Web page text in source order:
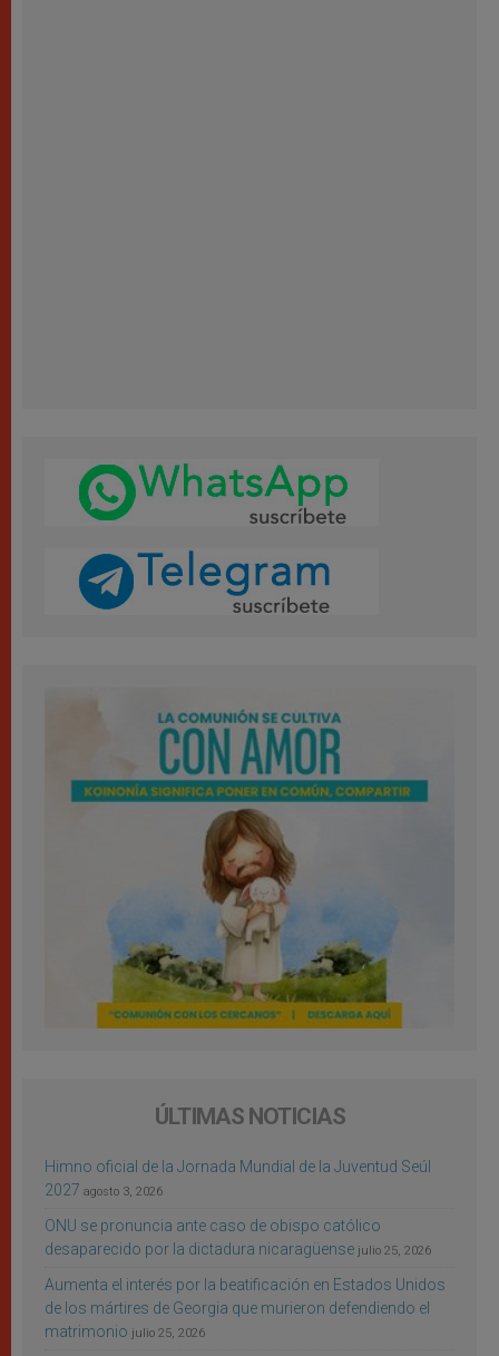
ÚLTIMAS NOTICIAS
Himno oficial de la Jornada Mundial de la Juventud Seúl
2027 agosto 3, 2026
ONU se pronuncia ante caso de obispo católico
desaparecido por la dictadura nicaragüense julio 25, 2026
Aumenta el interés por la beatificación en Estados Unidos
de los mártires de Georgia que murieron defendiendo el
matrimonio julio 25, 2026